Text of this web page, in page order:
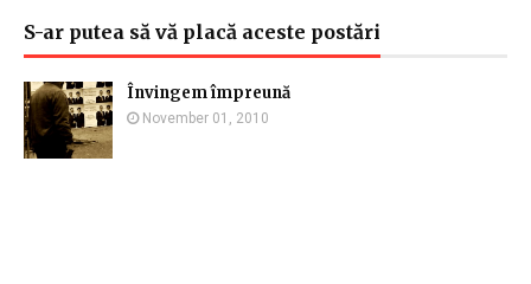
S-ar putea să vă placă aceste postări
Învingem împreună
November 01, 2010